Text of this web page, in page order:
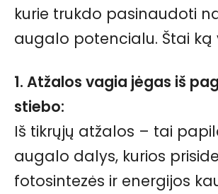
kurie trukdo pasinaudoti
augalo potencialu. Štai ką
1. Atžalos vagia jėgas iš
stiebo:
Iš tikrųjų atžalos – tai
augalo dalys, kurios
fotosintezės ir energijos